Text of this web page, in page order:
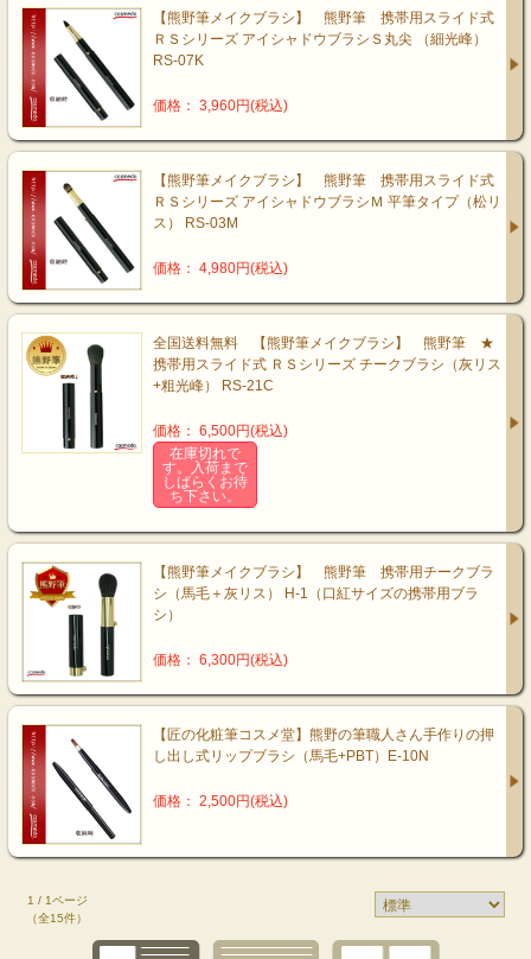
【熊野筆メイクブラシ】 熊野筆 携帯用スライド式
ＲＳシリーズ アイシャドウブラシＳ丸尖 （細光峰）
RS-07K
価格： 3,960円(税込)
【熊野筆メイクブラシ】 熊野筆 携帯用スライド式
ＲＳシリーズ アイシャドウブラシＭ 平筆タイプ（松リ
ス） RS-03M
価格： 4,980円(税込)
全国送料無料 【熊野筆メイクブラシ】 熊野筆 ★
携帯用スライド式 ＲＳシリーズ チークブラシ（灰リス
+粗光峰） RS-21C
価格： 6,500円(税込)
在庫切れで
す。入荷まで
しばらくお待
ち下さい。
【熊野筆メイクブラシ】 熊野筆 携帯用チークブラ
シ（馬毛＋灰リス） H-1（口紅サイズの携帯用ブラ
シ）
価格： 6,300円(税込)
【匠の化粧筆コスメ堂】熊野の筆職人さん手作りの押
し出し式リップブラシ（馬毛+PBT）E-10N
価格： 2,500円(税込)
1 / 1ページ
（全15件）